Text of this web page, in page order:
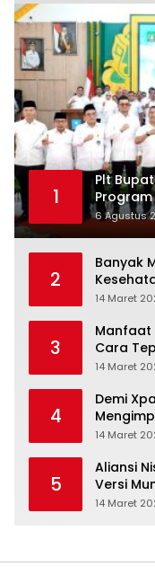
1
Plt
6 Agustus
2
Banyak
14 Maret
3
Manfaat
Cara
14 Maret
4
Demi
14 Maret
5
Aliansi
Versi
14 Maret